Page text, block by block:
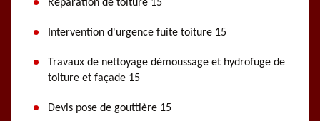
Réparation de toiture 15
Intervention d'urgence fuite toiture 15
Travaux de nettoyage démoussage et hydrofuge de
toiture et façade 15
Devis pose de gouttière 15